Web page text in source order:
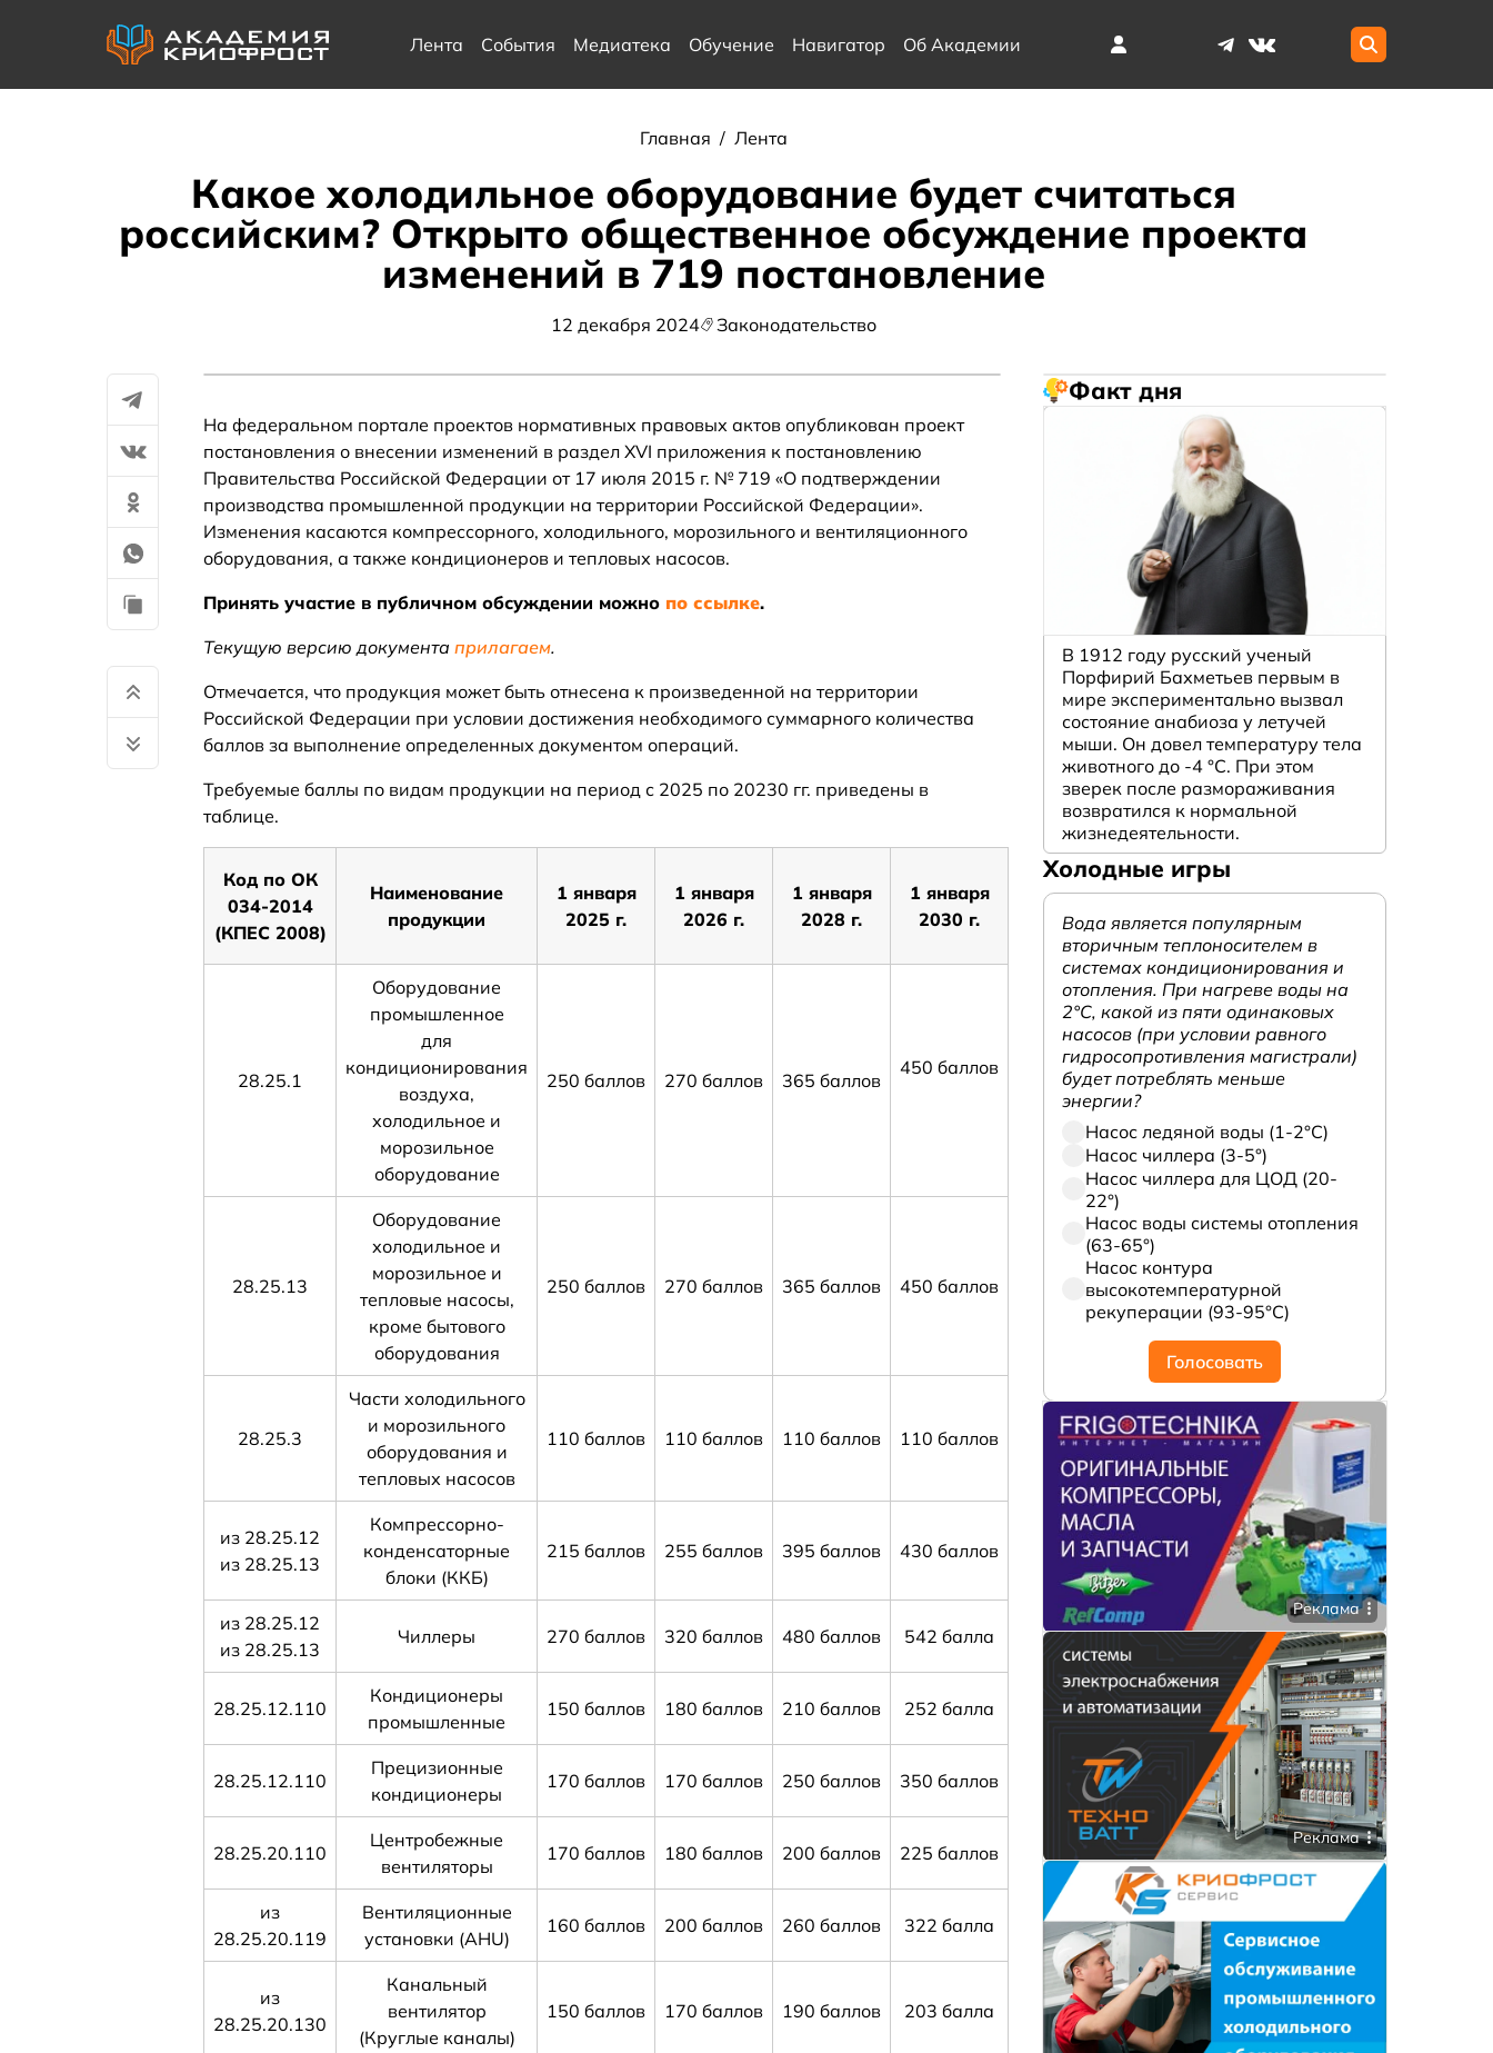
Лента События Медиатека Обучение Навигатор Об Академии
Главная / Лента
Какое холодильное оборудование будет считаться
российским? Открыто общественное обсуждение проекта
изменений в 719 постановление
12 декабря 2024 Законодательство
На федеральном портале проектов нормативных правовых актов опубликован проект
постановления о внесении изменений в раздел XVI приложения к постановлению
Правительства Российской Федерации от 17 июля 2015 г. № 719 «О подтверждении
производства промышленной продукции на территории Российской Федерации».
Изменения касаются компрессорного, холодильного, морозильного и вентиляционного
оборудования, а также кондиционеров и тепловых насосов.
Принять участие в публичном обсуждении можно по ссылке.
Текущую версию документа прилагаем.
Отмечается, что продукция может быть отнесена к произведенной на территории
Российской Федерации при условии достижения необходимого суммарного количества
баллов за выполнение определенных документом операций.
Требуемые баллы по видам продукции на период с 2025 по 20230 гг. приведены в
таблице.
Код по ОК
034-2014
(КПЕС 2008)
Наименование
продукции
1 января
2025 г.
1 января
2026 г.
1 января
2028 г.
1 января
2030 г.
28.25.1
Оборудование
промышленное
для
кондиционирования
воздуха,
холодильное и
морозильное
оборудование
250 баллов 270 баллов 365 баллов
450 баллов
28.25.13
Оборудование
холодильное и
морозильное и
тепловые насосы,
кроме бытового
оборудования
250 баллов 270 баллов 365 баллов 450 баллов
28.25.3
Части холодильного
и морозильного
оборудования и
тепловых насосов
110 баллов 110 баллов 110 баллов 110 баллов
из 28.25.12
из 28.25.13
Компрессорно-
конденсаторные
блоки (ККБ)
215 баллов 255 баллов 395 баллов 430 баллов
из 28.25.12
из 28.25.13
Чиллеры 270 баллов 320 баллов 480 баллов 542 балла
28.25.12.110
Кондиционеры
промышленные
150 баллов 180 баллов 210 баллов 252 балла
28.25.12.110
Прецизионные
кондиционеры
170 баллов 170 баллов 250 баллов 350 баллов
28.25.20.110
Центробежные
вентиляторы
170 баллов 180 баллов 200 баллов 225 баллов
из
28.25.20.119
Вентиляционные
установки (AHU)
160 баллов 200 баллов 260 баллов 322 балла
из
28.25.20.130
Канальный
вентилятор
(Круглые каналы)
150 баллов 170 баллов 190 баллов 203 балла
Факт дня
В 1912 году русский ученый
Порфирий Бахметьев первым в
мире экспериментально вызвал
состояние анабиоза у летучей
мыши. Он довел температуру тела
животного до -4 °C. При этом
зверек после размораживания
возвратился к нормальной
жизнедеятельности.
Холодные игры
Вода является популярным
вторичным теплоносителем в
системах кондиционирования и
отопления. При нагреве воды на
2°С, какой из пяти одинаковых
насосов (при условии равного
гидросопротивления магистрали)
будет потреблять меньше
энергии?
Насос ледяной воды (1-2°С)
Насос чиллера (3-5°)
Насос чиллера для ЦОД (20-
22°)
Насос воды системы отопления
(63-65°)
Насос контура
высокотемпературной
рекуперации (93-95°С)
Голосовать
Реклама
Реклама